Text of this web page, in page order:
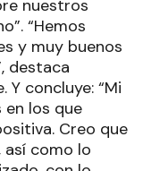
nuestros
“Hemos
y muy buenos
destaca
concluye: “Mi
los que
Creo que
así como lo